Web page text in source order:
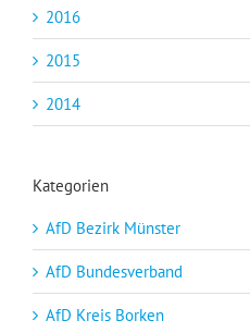
2016
2015
2014
Kategorien
AfD Bezirk Münster
AfD Bundesverband
AfD Kreis Borken